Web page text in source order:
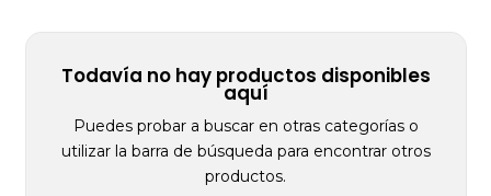
Todavía no hay productos disponibles
aquí
Puedes probar a buscar en otras categorías o
utilizar la barra de búsqueda para encontrar otros
productos.